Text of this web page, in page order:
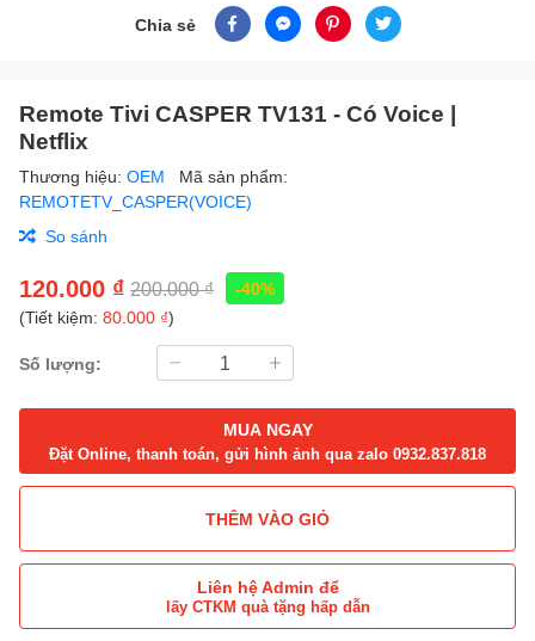
Chia sẻ
Remote Tivi CASPER TV131 - Có Voice |
Netflix
Thương hiệu: OEM
Mã sản phẩm:
REMOTETV_CASPER(VOICE)
So sánh
120.000 ₫ 200.000 ₫
-40%
(Tiết kiệm: 80.000 ₫)
Số lượng:
MUA NGAY
Đặt Online, thanh toán, gửi hình ảnh qua zalo 0932.837.818
THÊM VÀO GIỎ
Liên hệ Admin để
lấy CTKM quà tặng hấp dẫn